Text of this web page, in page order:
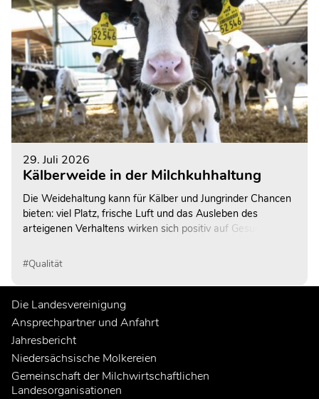
29. Juli 2026
Kälberweide in der Milchkuhhaltung
Die Weidehaltung kann für Kälber und Jungrinder Chancen
bieten: viel Platz, frische Luft und das Ausleben des
arteigenen Verhaltens wirken sich positiv auf Gesundheit,
eine erfolgreiche Weidehaltung ein sorgfältiges
Management, insbesondere im Umgang mit
Witterungseinflüssen, Parasiten und Fütterungsfragen.
#Qualität
Die Landesvereinigung
Ansprechpartner und Anfahrt
Jahresbericht
Niedersächsische Molkereien
Gemeinschaft der Milchwirtschaftlichen
Landesorganisationen